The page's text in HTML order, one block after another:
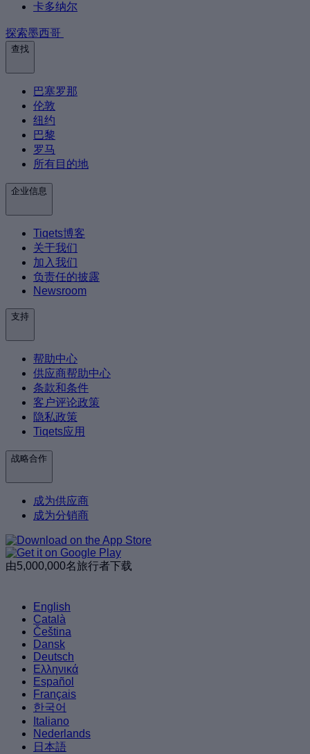
卡多纳尔
探索墨西哥
查找
巴塞罗那
伦敦
纽约
巴黎
罗马
所有目的地
企业信息
Tiqets博客
关于我们
加入我们
负责任的披露
Newsroom
支持
帮助中心
供应商帮助中心
条款和条件
客户评论政策
隐私政策
Tiqets应用
战略合作
成为供应商
成为分销商
由5,000,000名旅行者下载
English
Català
Čeština
Dansk
Deutsch
Ελληνικά
Español
Français
한국어
Italiano
Nederlands
日本語